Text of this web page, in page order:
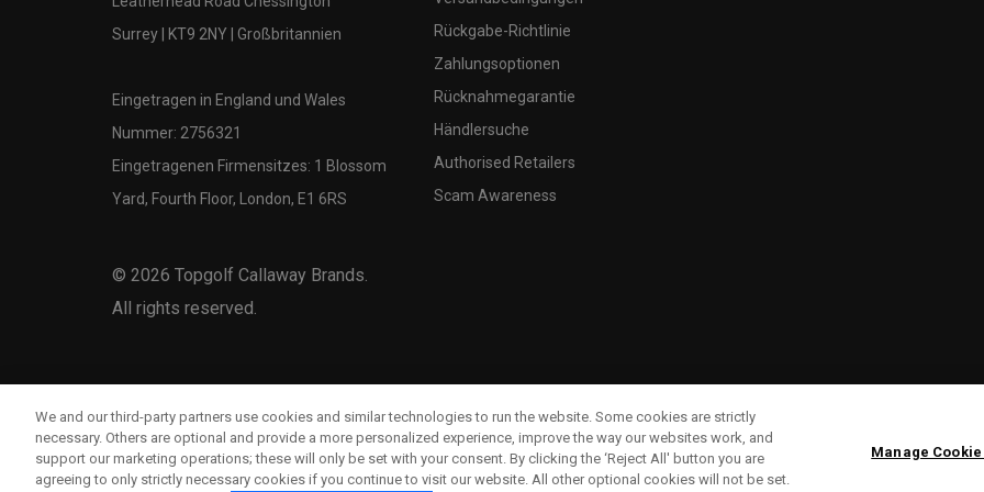
Surrey | KT9 2NY | Großbritannien
Eingetragen in England und Wales
Nummer: 2756321
Eingetragenen Firmensitzes: 1 Blossom
Yard, Fourth Floor, London, E1 6RS
© 2026 Topgolf Callaway Brands.
All rights reserved.
Rückgabe-Richtlinie
Zahlungsoptionen
Rücknahmegarantie
Händlersuche
Authorised Retailers
Scam Awareness
We and our third-party partners use cookies and similar technologies to run the website. Some cookies are strictly
necessary. Others are optional and provide a more personalized experience, improve the way our websites work, and
support our marketing operations; these will only be set with your consent. By clicking the ‘Reject All' button you are
agreeing to only strictly necessary cookies if you continue to visit our website. All other optional cookies will not be set.
Manage